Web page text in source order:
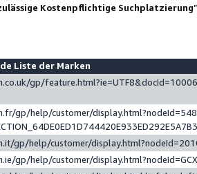
Kostenpflichtige Suchplatzierung
Liste der Marken
gp/
gp/help/customer/
gp/help/customer/
gp/help/customer/